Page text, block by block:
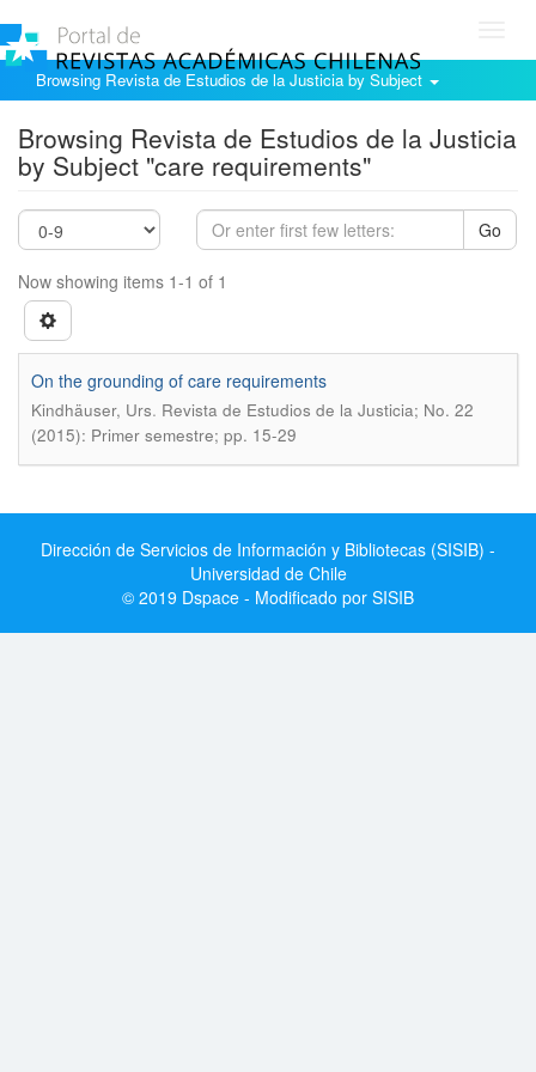
Browsing Revista de Estudios de la Justicia by Subject
Browsing Revista de Estudios de la Justicia
by Subject "care requirements"
Go
Now showing items 1-1 of 1
On the grounding of care requirements
Kindhäuser, Urs. Revista de Estudios de la Justicia; No. 22
(2015): Primer semestre; pp. 15-29
Dirección de Servicios de Información y Bibliotecas (SISIB) -
Universidad de Chile
© 2019 Dspace - Modificado por SISIB